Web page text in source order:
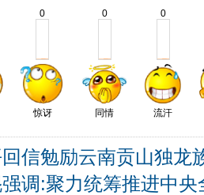
0
惊讶
0
同情
0
流汗
信勉励云南贡山独龙
调:聚力统筹推进中